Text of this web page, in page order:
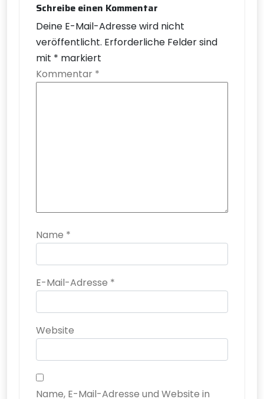
Schreibe einen Kommentar
Deine E-Mail-Adresse wird nicht
veröffentlicht. Erforderliche Felder sind
mit * markiert
Kommentar *
Name *
E-Mail-Adresse *
Website
Name, E-Mail-Adresse und Website in